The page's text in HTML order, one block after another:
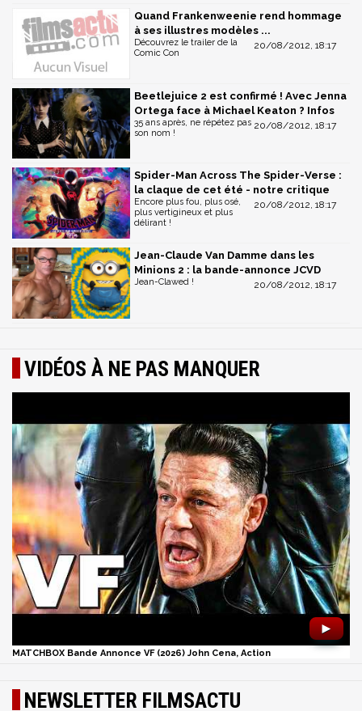
Quand Frankenweenie rend hommage
à ses illustres modèles ...
20/08/2012, 18:17
Découvrez le trailer de la
Comic Con
Beetlejuice 2 est confirmé ! Avec Jenna
Ortega face à Michael Keaton ? Infos
20/08/2012, 18:17
35 ans après, ne répétez pas
son nom !
Spider-Man Across The Spider-Verse :
la claque de cet été - notre critique
20/08/2012, 18:17
Encore plus fou, plus osé,
plus vertigineux et plus
délirant !
Jean-Claude Van Damme dans les
Minions 2 : la bande-annonce JCVD
20/08/2012, 18:17
Jean-Clawed !
VIDÉOS À NE PAS MANQUER
►
MATCHBOX Bande Annonce VF (2026) John Cena, Action
NEWSLETTER FILMSACTU